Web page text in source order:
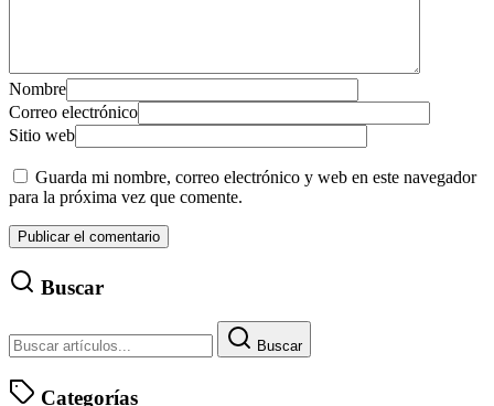
Nombre
Correo electrónico
Sitio web
Guarda mi nombre, correo electrónico y web en este navegador
para la próxima vez que comente.
Buscar
Buscar
Categorías